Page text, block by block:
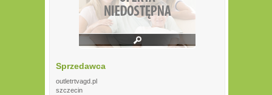
Sprzedawca
outletrtvagd.pl
szczecin